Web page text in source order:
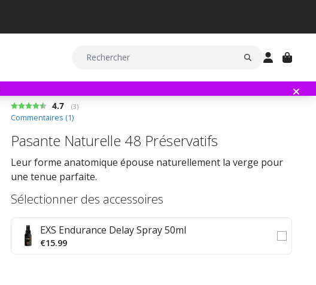
Note moyenne:
4.7 (votes:
3)
Commentaires (1)
Pasante Naturelle 48 Préservatifs
Leur forme anatomique épouse naturellement la verge pour
une tenue parfaite.
Sélectionner des accessoires
EXS Endurance Delay Spray 50ml
€15.99